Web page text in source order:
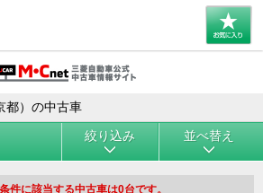
都）の中古車
絞り込み 並べ替え
件に該当する中古車は0台です。